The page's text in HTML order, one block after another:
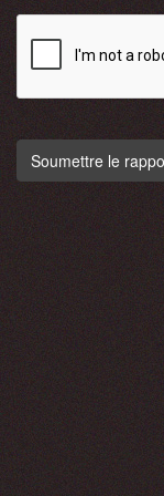
Soumettre le